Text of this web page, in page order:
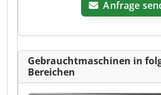
Anfrage
Gebrauchtmaschinen in
Bereichen